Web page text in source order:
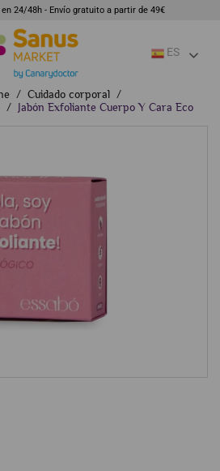
24/48h - Envío gratuito a partir de 49€
ES
Cuidado corporal
Jabón Exfoliante Cuerpo Y Cara Eco